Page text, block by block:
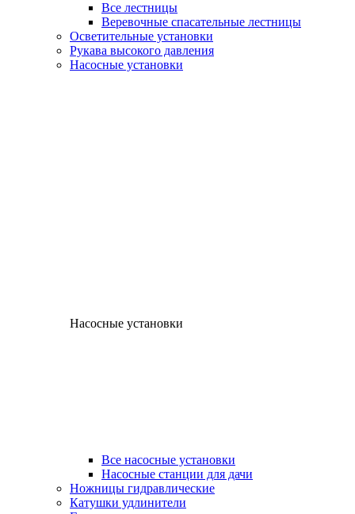
Все лестницы
Веревочные спасательные лестницы
Осветительные установки
Рукава высокого давления
Насосные установки
Насосные установки
Все насосные установки
Насосные станции для дачи
Ножницы гидравлические
Катушки удлинители